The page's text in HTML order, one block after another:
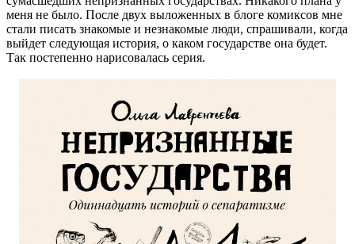
меня не было. После двух выложенных в блоге комиксов мне
стали писать знакомые и незнакомые люди, спрашивали, когда
выйдет следующая история, о каком государстве она будет.
Так постепенно нарисовалась серия.